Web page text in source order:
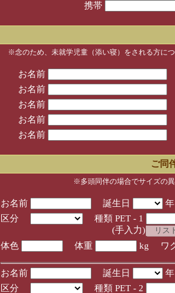
携帯
※念のため、未就学児童（添い寝）をされる方に
お名前
お名前
お名前
お名前
お名前
ご同
※多頭同伴の場合でサイズの
お名前 誕生日
区分
種類 PET - 1
(手入力)
体色
体重 kg ワ
お名前 誕生日
区分
種類 PET - 2